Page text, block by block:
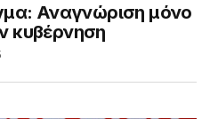
Αναγνώριση μόνο
κυβέρνηση